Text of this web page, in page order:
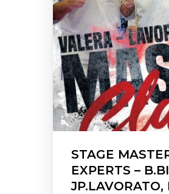
STAGE
EXPERTS –
JP.LAVORATO,